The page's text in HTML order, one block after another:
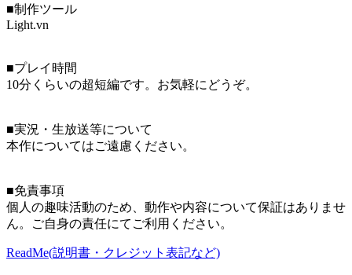
■制作ツール
Light.vn
■プレイ時間
10分くらいの超短編です。お気軽にどうぞ。
■実況・生放送等について
本作についてはご遠慮ください。
■免責事項
個人の趣味活動のため、動作や内容について保証はありませ
ん。ご自身の責任にてご利用ください。
ReadMe(説明書・クレジット表記など)